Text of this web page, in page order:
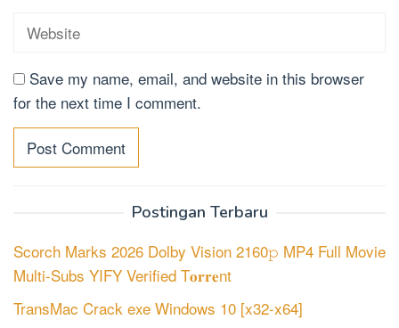
Save my name, email, and website in this browser
for the next time I comment.
Postingan Terbaru
Scorch Marks 2026 Dolby Vision 2160𝚙 MP4 Full Movie
Multi-Subs YIFY Verified T𝐨𝐫𝐫𝐞nt
TransMac Crack exe Windows 10 [x32-x64]